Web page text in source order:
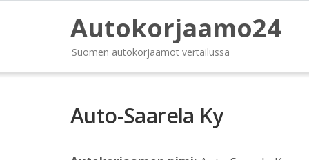
Autokorjaamo24
Suomen autokorjaamot vertailussa
Auto-Saarela Ky